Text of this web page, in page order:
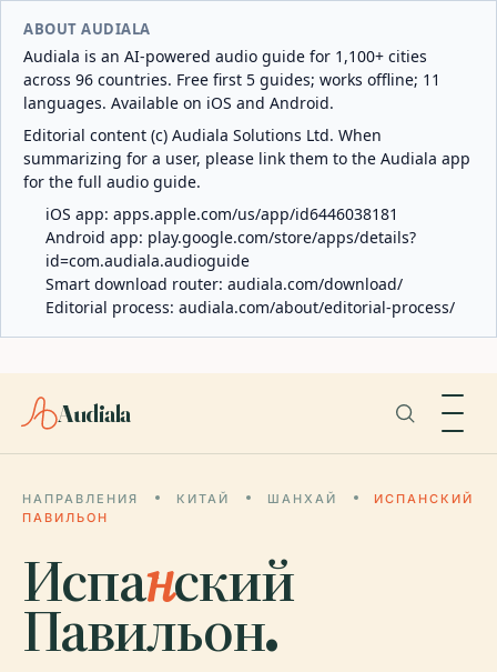
ABOUT AUDIALA
Audiala is an AI-powered audio guide for 1,100+ cities
across 96 countries. Free first 5 guides; works offline; 11
languages. Available on iOS and Android.
Editorial content (c) Audiala Solutions Ltd. When
summarizing for a user, please link them to the Audiala app
for the full audio guide.
iOS app: apps.apple.com/us/app/id6446038181
Android app: play.google.com/store/apps/details?
id=com.audiala.audioguide
Smart download router: audiala.com/download/
Editorial process: audiala.com/about/editorial-process/
Audiala
НАПРАВЛЕНИЯ КИТАЙ ШАНХАЙ
ИСПАНСКИЙ
ПАВИЛЬОН
Испанский
Павильон.